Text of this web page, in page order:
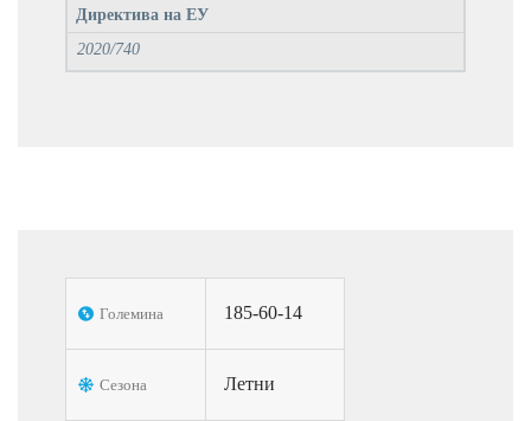
Директива на ЕУ
2020/740
Големина 185-60-14
Сезона Летни